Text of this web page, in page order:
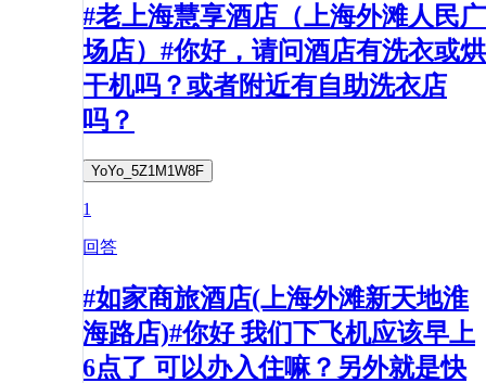
#老上海慧享酒店（上海外滩人民广
场店）#你好，请问酒店有洗衣或烘
干机吗？或者附近有自助洗衣店
吗？
YoYo_5Z1M1W8F
1
回答
#如家商旅酒店(上海外滩新天地淮
海路店)#你好 我们下飞机应该早上
6点了 可以办入住嘛？另外就是快